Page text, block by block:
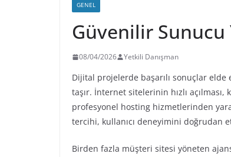
GENEL
Güvenilir Sunucu
08/04/2026 Yetkili Danışman
Dijital projelerde başarılı sonuçlar
taşır. İnternet sitelerinin hızlı
profesyonel hosting hizmetlerinden
tercihi, kullanıcı deneyimini doğrudan
Birden fazla müşteri sitesi yöneten